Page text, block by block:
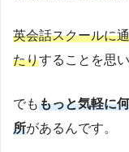
英会話スクールに
たりすることを思
でももっと気軽に
所があるんです。